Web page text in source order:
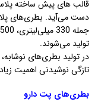
قالب های پیش ساخته
دست می‌آید. بطری‌های
تولید می‌شوند.
در تولید بطری‌های
تازگی نوشیدنی اهمیت
بطری‌های پت دارو